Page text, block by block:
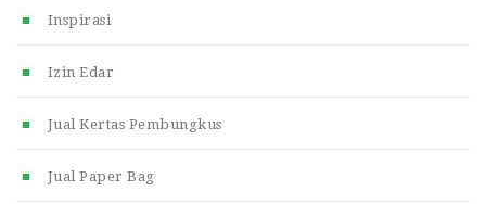
Inspirasi
Izin Edar
Jual Kertas Pembungkus
Jual Paper Bag